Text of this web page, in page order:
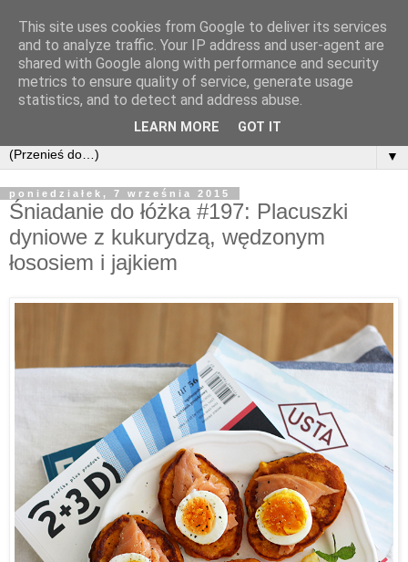
▼
poniedziałek, 7 września 2015
Śniadanie do łóżka #197: Placuszki
dyniowe z kukurydzą, wędzonym
łososiem i jajkiem
This site uses cookies from Google to deliver its services
and to analyze traffic. Your IP address and user-agent are
shared with Google along with performance and security
metrics to ensure quality of service, generate usage
statistics, and to detect and address abuse.
LEARN MORE GOT IT